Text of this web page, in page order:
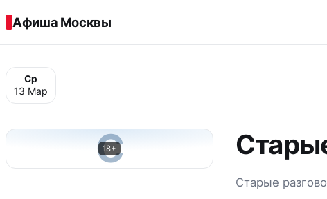
Афиша Москвы
Ср
13 Мар
С
18+
Старые